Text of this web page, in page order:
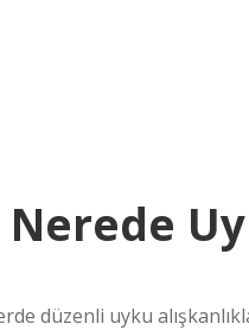
Nerede
düzenli uyku